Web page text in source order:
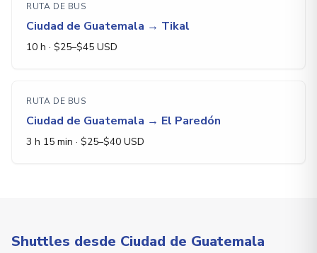
RUTA DE BUS
Ciudad de Guatemala → Tikal
10 h · $25–$45 USD
RUTA DE BUS
Ciudad de Guatemala → El Paredón
3 h 15 min · $25–$40 USD
Shuttles desde Ciudad de Guatemala